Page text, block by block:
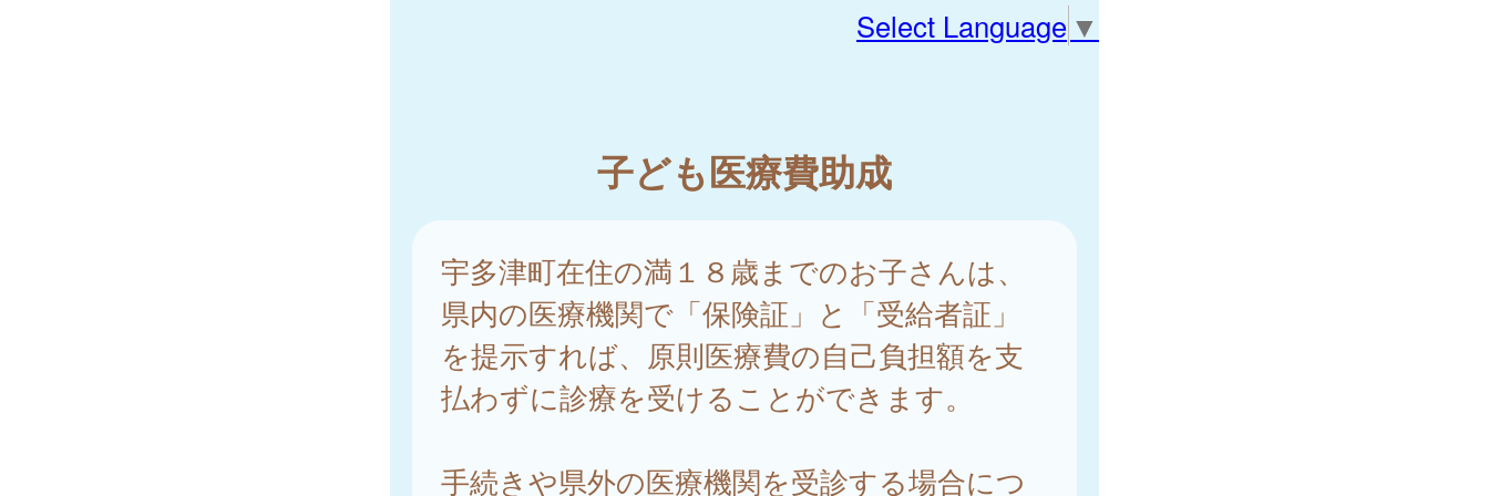
Select Language ▼
子ども医療費助成
宇多津町在住の満１８歳までのお子さんは、
県内の医療機関で「保険証」と「受給者証」
を提示すれば、原則医療費の自己負担額を支
払わずに診療を受けることができます。
手続きや県外の医療機関を受診する場合につ